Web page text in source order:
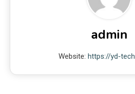
admin
Website: https://yd-